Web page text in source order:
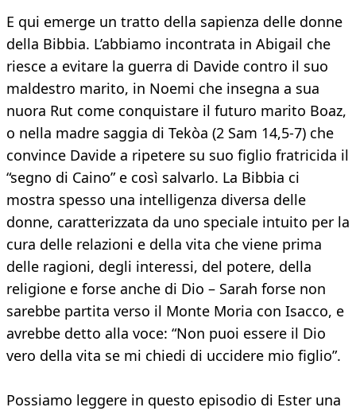
E qui emerge un tratto della sapienza delle donne
della Bibbia. L’abbiamo incontrata in Abigail che
riesce a evitare la guerra di Davide contro il suo
maldestro marito, in Noemi che insegna a sua
nuora Rut come conquistare il futuro marito Boaz,
o nella madre saggia di Tekòa (2 Sam 14,5-7) che
convince Davide a ripetere su suo figlio fratricida il
“segno di Caino” e così salvarlo. La Bibbia ci
mostra spesso una intelligenza diversa delle
donne, caratterizzata da uno speciale intuito per la
cura delle relazioni e della vita che viene prima
delle ragioni, degli interessi, del potere, della
religione e forse anche di Dio – Sarah forse non
sarebbe partita verso il Monte Moria con Isacco, e
avrebbe detto alla voce: “Non puoi essere il Dio
vero della vita se mi chiedi di uccidere mio figlio”.
Possiamo leggere in questo episodio di Ester una